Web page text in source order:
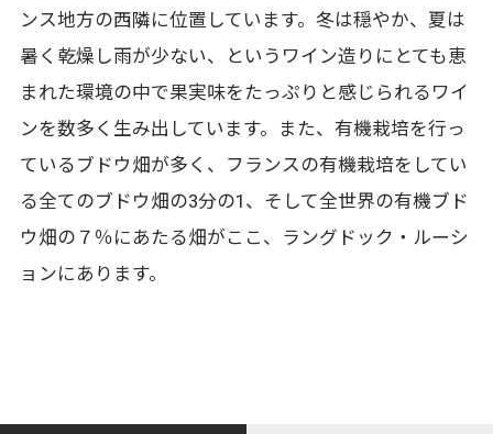
ンス地方の西隣に位置しています。冬は穏やか、夏は
暑く乾燥し雨が少ない、というワイン造りにとても恵
まれた環境の中で果実味をたっぷりと感じられるワイ
ンを数多く生み出しています。また、有機栽培を行っ
ているブドウ畑が多く、フランスの有機栽培をしてい
る全てのブドウ畑の3分の1、そして全世界の有機ブド
ウ畑の７％にあたる畑がここ、ラングドック・ルーシ
ョンにあります。